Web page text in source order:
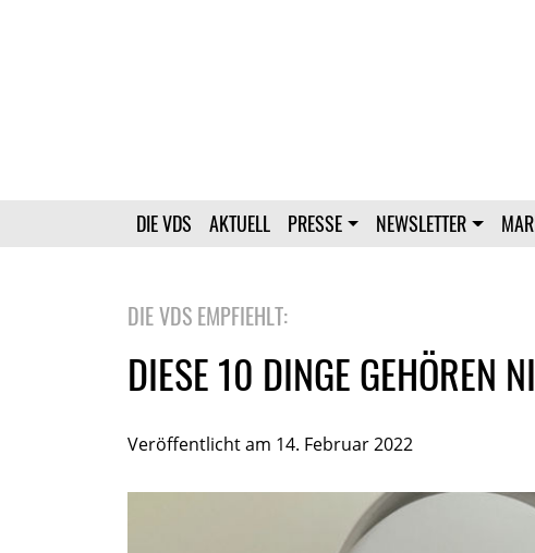
DIE VDS AKTUELL PRESSE NEWSLETTER
DIE VDS EMPFIEHLT:
DIESE 10 DINGE GEHÖREN
Veröffentlicht am 14. Februar 2022